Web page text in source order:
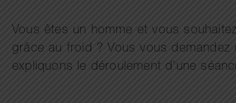
Vous êtes un homme et vous
grâce au froid ? Vous vous
expliquons le déroulement d’une